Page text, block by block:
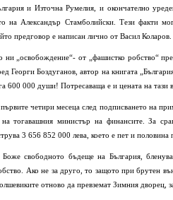
и Източна Румелия, и окончателно
на Александър Стамболийски. Тези факти
предговор е написан лично от Васил Коларов.
ни „освобождение“- от „фашистко робство“
Георги Боздуганов, автор на книгата
600 000 души! Потресаваща е и цената на тази
първите четири месеца след подписването на
на тогавашния министър на финансите. За
3 656 852 000 лева, което е пет и
свободното бъдеще на България,
Ако не за друго, то защото при брутен
отново да превземат Зимния дворец,